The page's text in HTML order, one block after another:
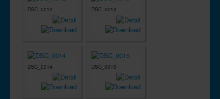
DSC_0012 DSC_0013
DSC_0014 DSC_0015